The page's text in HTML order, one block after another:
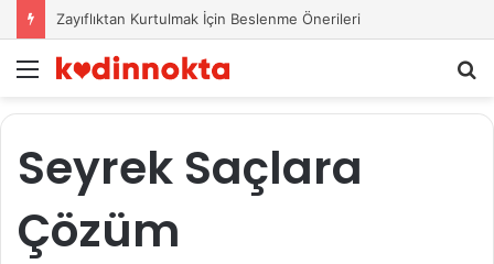
Zayıflıktan Kurtulmak İçin Beslenme Önerileri
Menü
Seyrek Saçlara
Çözüm